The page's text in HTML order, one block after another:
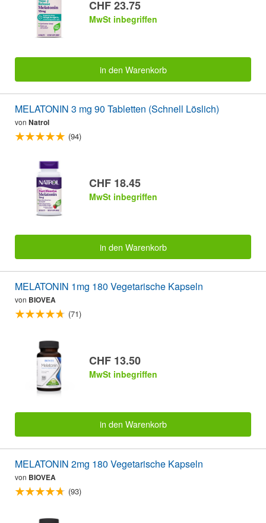
CHF 23.75
MwSt inbegriffen
in den Warenkorb
MELATONIN 3 mg 90 Tabletten (Schnell Löslich)
von Natrol
(94)
CHF 18.45
MwSt inbegriffen
in den Warenkorb
MELATONIN 1mg 180 Vegetarische Kapseln
von BIOVEA
(71)
CHF 13.50
MwSt inbegriffen
in den Warenkorb
MELATONIN 2mg 180 Vegetarische Kapseln
von BIOVEA
(93)